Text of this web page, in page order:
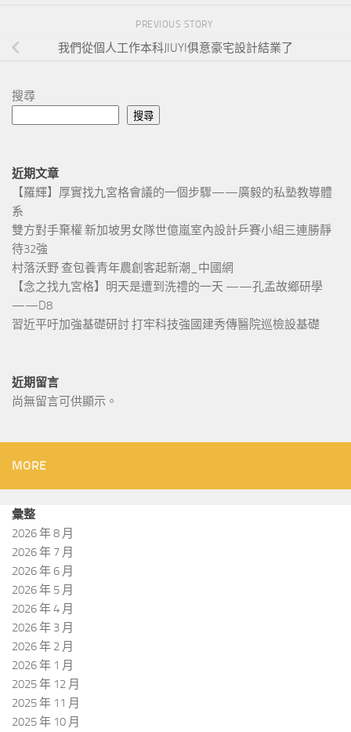
PREVIOUS STORY
我們從個人工作本科JIUYI俱意豪宅設計結業了
搜尋
搜尋
近期文章
【羅輝】厚實找九宮格會議的一個步驟——廣毅的私塾教導體
系
雙方對手棄權 新加坡男女隊世億嵐室內設計乒賽小組三連勝靜
待32強
村落沃野 查包養青年農創客起新潮_中國網
【念之找九宮格】明天是遭到洗禮的一天 ——孔孟故鄉研學
——D8
習近平吁加強基礎研討 打牢科技強國建秀傳醫院巡檢設基礎
近期留言
尚無留言可供顯示。
MORE
彙整
2026 年 8 月
2026 年 7 月
2026 年 6 月
2026 年 5 月
2026 年 4 月
2026 年 3 月
2026 年 2 月
2026 年 1 月
2025 年 12 月
2025 年 11 月
2025 年 10 月